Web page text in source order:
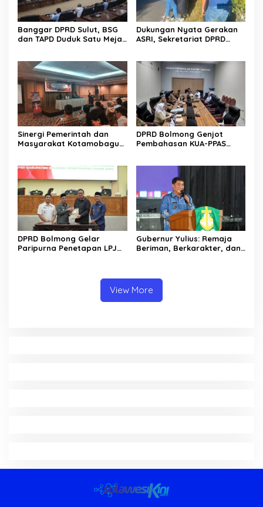
Banggar DPRD Sulut, BSG
dan TAPD Duduk Satu Meja.
Dukungan Nyata Gerakan
ASRI, Sekretariat DPRD
Sinergi Pemerintah dan
Masyarakat Kotamobagu
DPRD Bolmong Genjot
Pembahasan KUA-PPAS
DPRD Bolmong Gelar
Paripurna Penetapan LPJ
Gubernur Yulius: Remaja
Beriman, Berkarakter, dan
View More